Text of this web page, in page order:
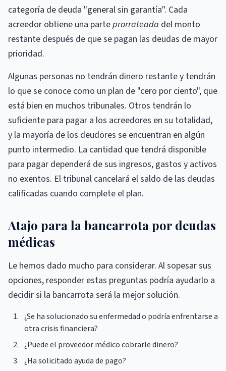
categoría de deuda "general sin garantía". Cada
acreedor obtiene una parteprorrateada del monto
restante después de que se pagan las deudas de mayor
prioridad.
Algunas personas no tendrán dinero restante y tendrán
lo que se conoce como un plan de "cero por ciento", que
está bien en muchos tribunales. Otros tendrán lo
suficiente para pagar a los acreedores en su totalidad,
y la mayoría de los deudores se encuentran en algún
punto intermedio. La cantidad que tendrá disponible
para pagar dependerá de sus ingresos, gastos y activos
no exentos. El tribunal cancelará el saldo de las deudas
calificadas cuando complete el plan.
Atajo para la bancarrota por deudas
médicas
Le hemos dado mucho para considerar. Al sopesar sus
opciones, responder estas preguntas podría ayudarlo a
decidir si la bancarrota será la mejor solución.
¿Se ha solucionado su enfermedad o podría enfrentarse a
otra crisis financiera?
¿Puede el proveedor médico cobrarle dinero?
¿Ha solicitado ayuda de pago?